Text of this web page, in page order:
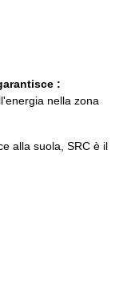
:
nella zona
alla suola, SRC è il